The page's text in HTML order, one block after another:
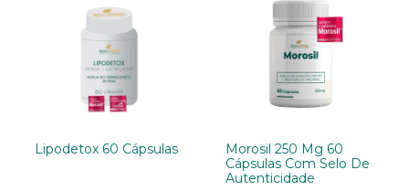
Lipodetox 60 Cápsulas
Morosil 250 Mg 60
Cápsulas Com Selo De
Autenticidade